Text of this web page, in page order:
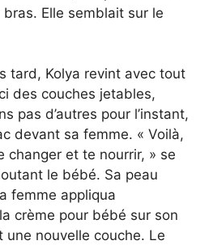
Elle semblait sur le
tard, Kolya revint avec tout
des couches jetables,
pas d’autres pour l’instant,
devant sa femme. « Voilà,
changer et te nourrir, » se
le bébé. Sa peau
femme appliqua
crème pour bébé sur son
nouvelle couche. Le